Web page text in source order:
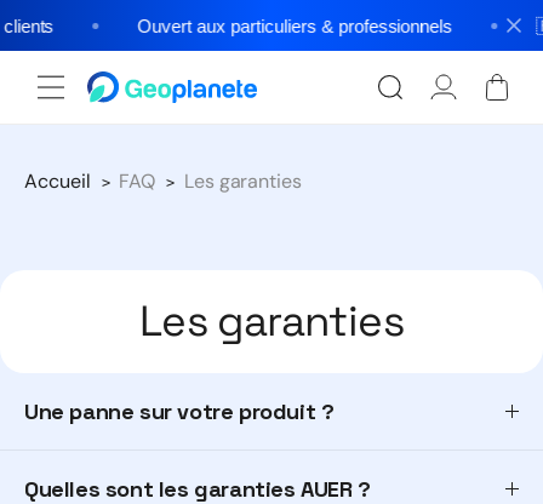
passer
au
contenu
Ouvert aux particuliers & professionnels
ConnexionPanier
Accueil FAQ Les garanties
Les garanties
Une panne sur votre produit ?
Quelles sont les garanties AUER ?